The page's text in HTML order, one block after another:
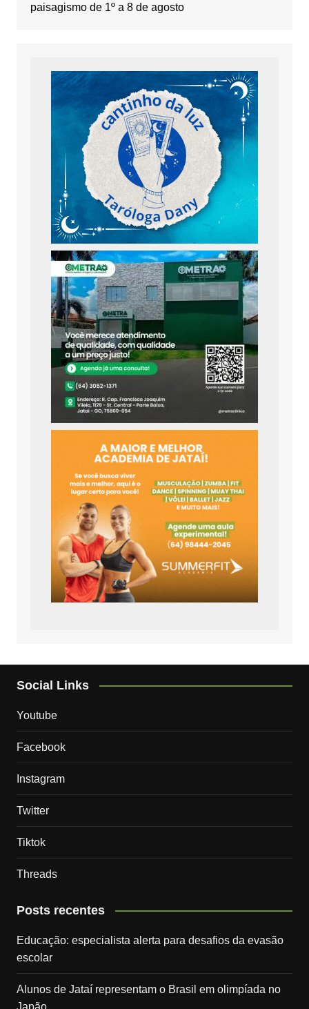
paisagismo de 1º a 8 de agosto
Social Links
Youtube
Facebook
Instagram
Twitter
Tiktok
Threads
Posts recentes
Educação: especialista alerta para desafios da evasão
escolar
Alunos de Jataí representam o Brasil em olimpíada no
Japão